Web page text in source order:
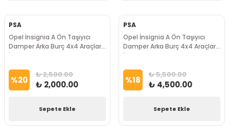
PSA
Opel İnsignia A Ön Taşıyıcı
Damper Arka Burç 4x4 Araçlar
İçin Uyumludur Psa Marka
%20 ₺ 2,500.00
₺ 2,000.00
Sepete Ekle
PSA
Opel İnsignia A Ön Taşıyıcı
Damper Arka Burç 4x4 Araçlar
İçin Uyumludur Psa Marka
%18 ₺ 5,500.00
₺ 4,500.00
Sepete Ekle